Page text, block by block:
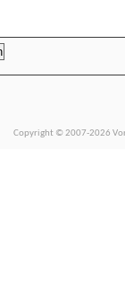
Copyright © 2007-2026